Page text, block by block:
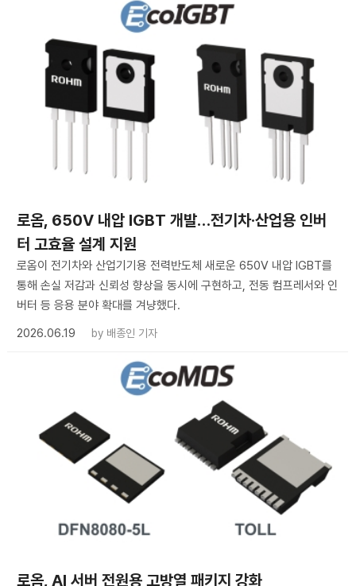
로옴, 650V 내압 IGBT 개발…전기차·산업용 인버
터 고효율 설계 지원
로옴이 전기차와 산업기기용 전력반도체 새로운 650V 내압 IGBT를
통해 손실 저감과 신뢰성 향상을 동시에 구현하고, 전동 컴프레서와 인
버터 등 응용 분야 확대를 겨냥했다.
2026.06.19
by 배종인 기자
로옴, AI 서버 전원용 고방열 패키지 강화